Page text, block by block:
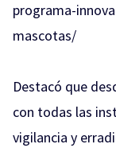
programa-
mascotas/
Destacó que
con todas las
vigilancia y